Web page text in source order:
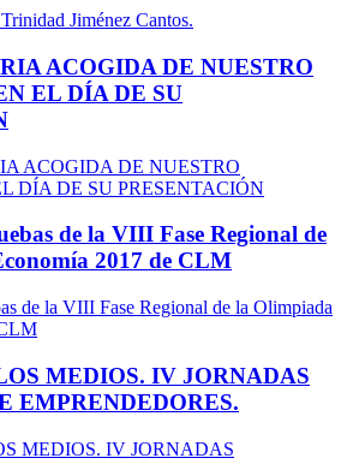
ACOGIDA DE NUESTRO
EL DÍA DE SU
de la VIII Fase Regional de
2017 de CLM
MEDIOS. IV JORNADAS
EMPRENDEDORES.